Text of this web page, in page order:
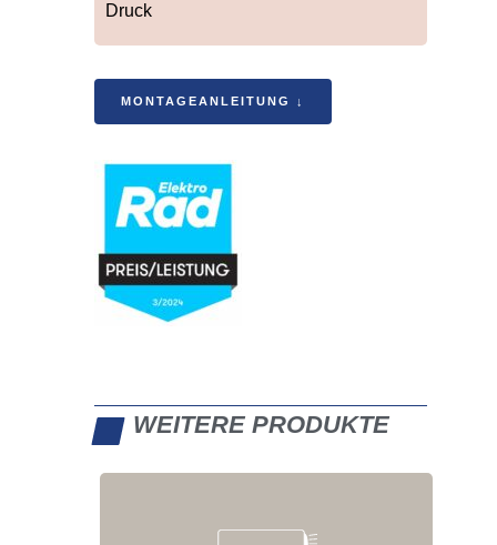
Druck
MONTAGEANLEITUNG ↓
WEITERE PRODUKTE